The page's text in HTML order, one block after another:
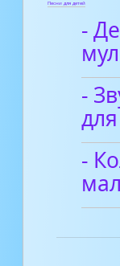
Песни для детей
-
-
-